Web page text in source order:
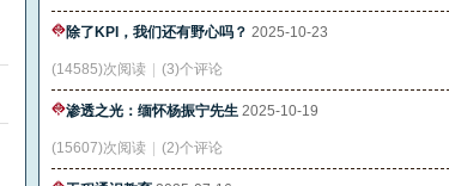
除了KPI，我们还有野心吗？ 2025-10-23
(14585)次阅读 (3)个评论
渗透之光：缅怀杨振宁先生 2025-10-19
(15607)次阅读 (2)个评论